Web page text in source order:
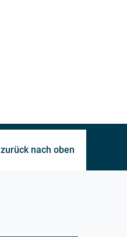
zurück nach oben